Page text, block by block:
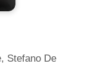
, Stefano De